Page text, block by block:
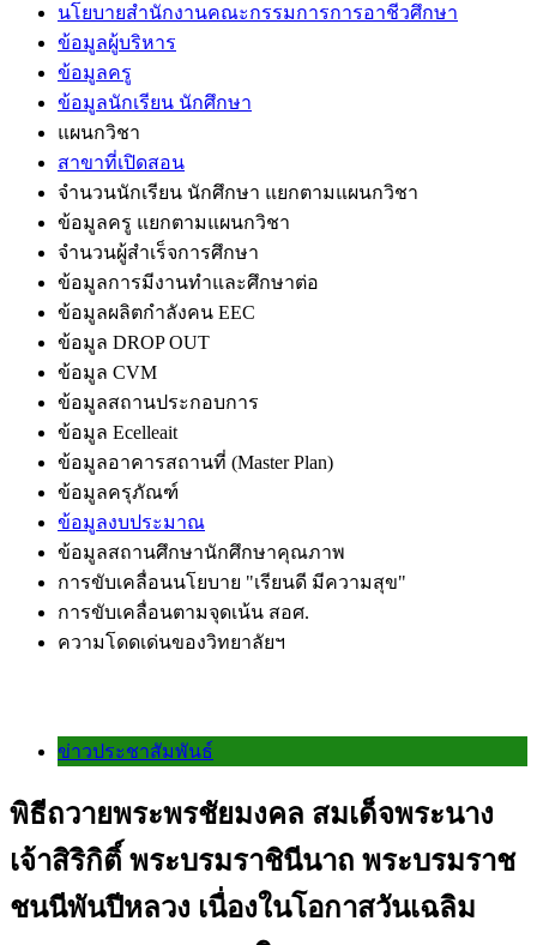
นโยบายสำนักงานคณะกรรมการการอาชีวศึกษา
ข้อมูลผู้บริหาร
ข้อมูลครู
ข้อมูลนักเรียน นักศึกษา
แผนกวิชา
สาขาที่เปิดสอน
จำนวนนักเรียน นักศึกษา แยกตามแผนกวิชา
ข้อมูลครู แยกตามแผนกวิชา
จำนวนผู้สำเร็จการศึกษา
ข้อมูลการมีงานทำและศึกษาต่อ
ข้อมูลผลิตกำลังคน EEC
ข้อมูล DROP OUT
ข้อมูล CVM
ข้อมูลสถานประกอบการ
ข้อมูล Ecelleait
ข้อมูลอาคารสถานที่ (Master Plan)
ข้อมูลครุภัณฑ์
ข้อมูลงบประมาณ
ข้อมูลสถานศึกษานักศึกษาคุณภาพ
การขับเคลื่อนนโยบาย "เรียนดี มีความสุข"
การขับเคลื่อนตามจุดเน้น สอศ.
ความโดดเด่นของวิทยาลัยฯ
ข่าวประชาสัมพันธ์
พิธีถวายพระพรชัยมงคล สมเด็จพระนาง
เจ้าสิริกิติ์ พระบรมราชินีนาถ พระบรมราช
ชนนีพันปีหลวง เนื่องในโอกาสวันเฉลิม